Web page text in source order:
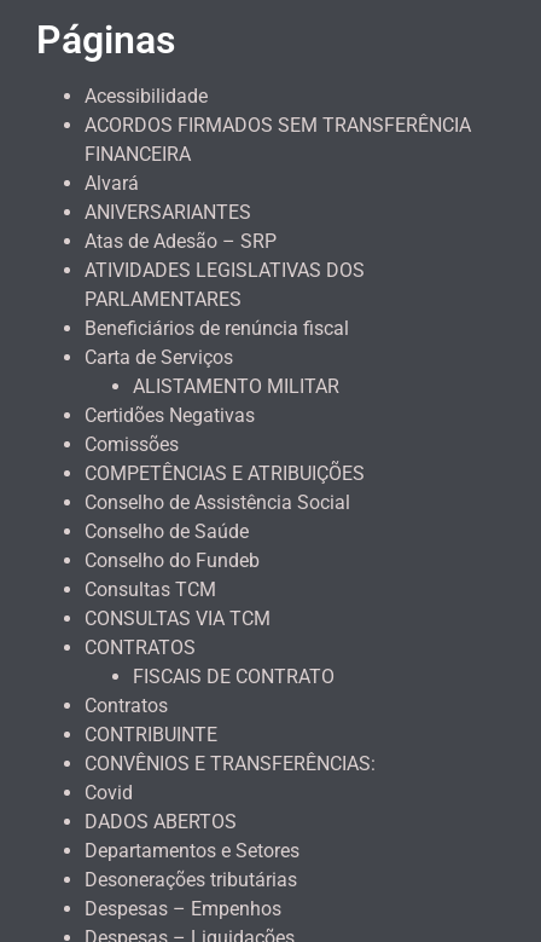
Páginas
Acessibilidade
ACORDOS FIRMADOS SEM TRANSFERÊNCIA
FINANCEIRA
Alvará
ANIVERSARIANTES
Atas de Adesão – SRP
ATIVIDADES LEGISLATIVAS DOS
PARLAMENTARES
Beneficiários de renúncia fiscal
Carta de Serviços
ALISTAMENTO MILITAR
Certidões Negativas
Comissões
COMPETÊNCIAS E ATRIBUIÇÕES
Conselho de Assistência Social
Conselho de Saúde
Conselho do Fundeb
Consultas TCM
CONSULTAS VIA TCM
CONTRATOS
FISCAIS DE CONTRATO
Contratos
CONTRIBUINTE
CONVÊNIOS E TRANSFERÊNCIAS:
Covid
DADOS ABERTOS
Departamentos e Setores
Desonerações tributárias
Despesas – Empenhos